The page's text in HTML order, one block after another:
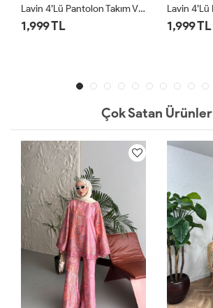
Lavin 4’lü Pantolon Takım Bordo
1,999 TL 1,999 TL
Çok Satan Ürünler